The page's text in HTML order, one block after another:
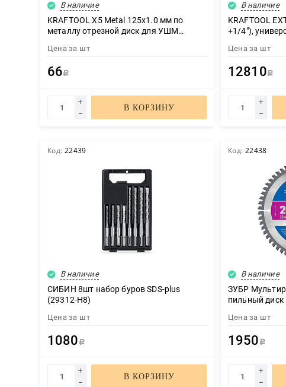
Продукция из дерева
Строительство
В наличие
KRAFTOOL X5 Metal 125x1.0 мм по
металлу отрезной диск для УШМ
Цена за шт
66 Р
В КОРЗИНУ
В наличие
KRAFTOOL
+1/4″),
Цена за шт
12810 Р
Код: 22439
В наличие
СИБИН 8шт набор буров SDS-plus
(29312-H8)
Цена за шт
1080 Р
В КОРЗИНУ
Код: 22438
В наличие
ЗУБР
пильный
Цена за шт
1950 Р